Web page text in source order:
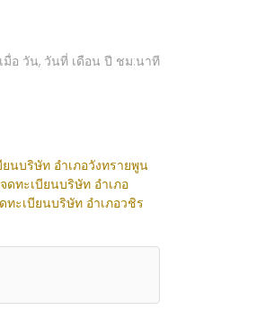
มื่อ วัน, วันที่ เดือน ปี ชม:นาที
ยนบริษัท อำเภอวังทรายพูน
จดทะเบียนบริษัท อำเภอ
ทะเบียนบริษัท อำเภอวชิร